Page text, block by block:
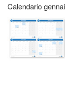
Calendario